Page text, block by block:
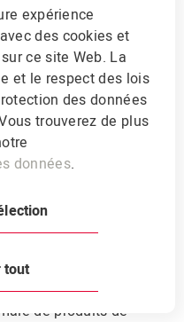
pré-
pour les
biologique
sur l'agriculture
de produits de
expérience
des cookies et
ce site Web. La
et le respect des lois
des données
trouverez de plus
données.
tout